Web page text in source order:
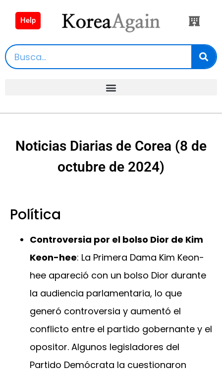
Help
Noticias Diarias de Corea (8 de
octubre de 2024)
Política
Controversia por el bolso Dior de Kim
Keon-hee: La Primera Dama Kim Keon-
hee apareció con un bolso Dior durante
la audiencia parlamentaria, lo que
generó controversia y aumentó el
conflicto entre el partido gobernante y el
opositor. Algunos legisladores del
Partido Demócrata la cuestionaron